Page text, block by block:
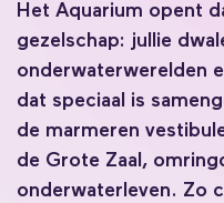
Het Aquarium opent
gezelschap: jullie
onderwaterwerelden
dat speciaal is
de marmeren
de Grote Zaal,
onderwaterleven. Zo